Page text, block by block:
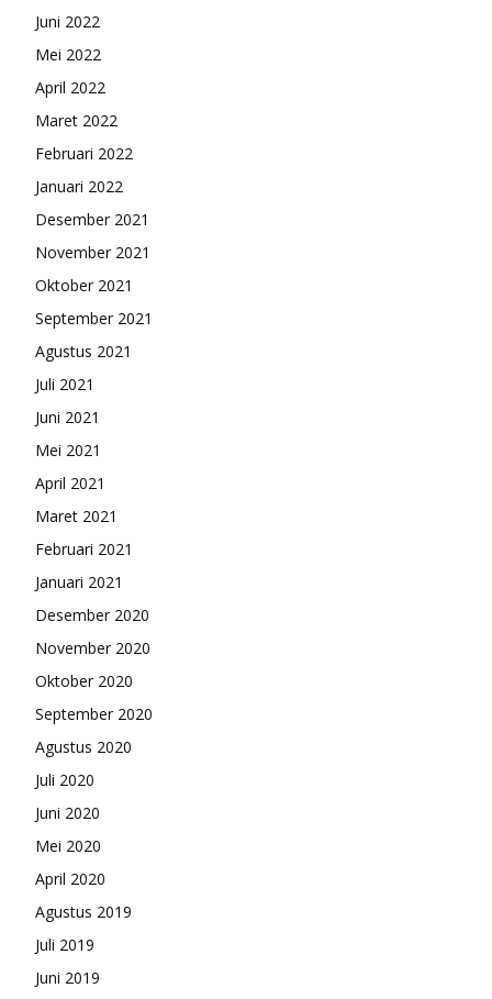
Juni 2022
Mei 2022
April 2022
Maret 2022
Februari 2022
Januari 2022
Desember 2021
November 2021
Oktober 2021
September 2021
Agustus 2021
Juli 2021
Juni 2021
Mei 2021
April 2021
Maret 2021
Februari 2021
Januari 2021
Desember 2020
November 2020
Oktober 2020
September 2020
Agustus 2020
Juli 2020
Juni 2020
Mei 2020
April 2020
Agustus 2019
Juli 2019
Juni 2019